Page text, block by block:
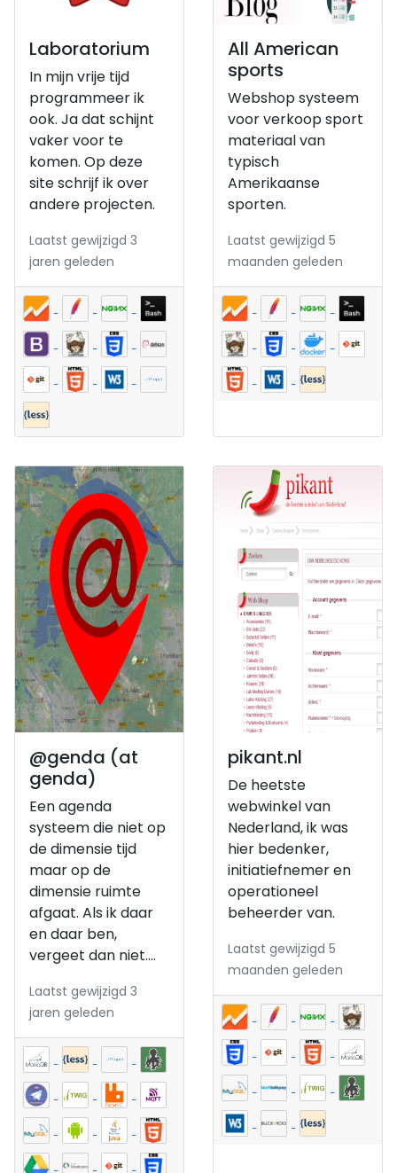
Laboratorium
In mijn vrije tijd
programmeer ik
ook. Ja dat schijnt
vaker voor te
komen. Op deze
site schrijf ik over
andere projecten.
Laatst gewijzigd 3
jaren geleden
All American
sports
Webshop systeem
voor verkoop sport
materiaal van
typisch
Amerikaanse
sporten.
Laatst gewijzigd 5
maanden geleden
@genda (at
genda)
Een agenda
systeem die niet op
de dimensie tijd
maar op de
dimensie ruimte
afgaat. Als ik daar
en daar ben,
vergeet dan niet....
Laatst gewijzigd 3
jaren geleden
pikant.nl
De heetste
webwinkel van
Nederland, ik was
hier bedenker,
initiatiefnemer en
operationeel
beheerder van.
Laatst gewijzigd 5
maanden geleden